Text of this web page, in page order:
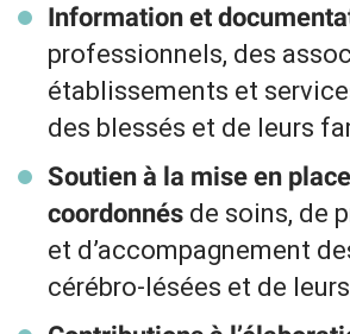
Information et
professionnels, des
établissements et
des blessés et de leurs
Soutien à la mise en
coordonnés de soins, de
et d’accompagnement
cérébro-lésées et de